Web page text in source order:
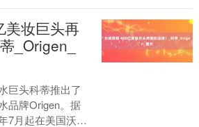
美妆巨头再
_Origen_
巨头科蒂推出了
品牌Origen。据
7月起在美国沃尔